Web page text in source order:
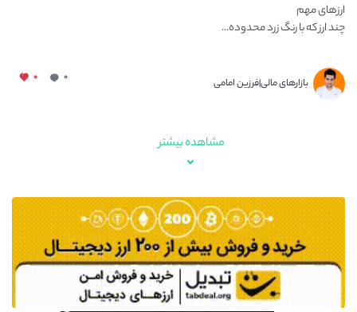
ارزهای مهم
چند ارز که با رنگ زرد محدوده...
بازارهای مالی|فرزین امامی ۰ ۰
مشاهده بیشتر